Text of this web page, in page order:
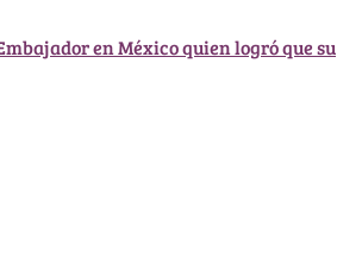
en México quien logró que su